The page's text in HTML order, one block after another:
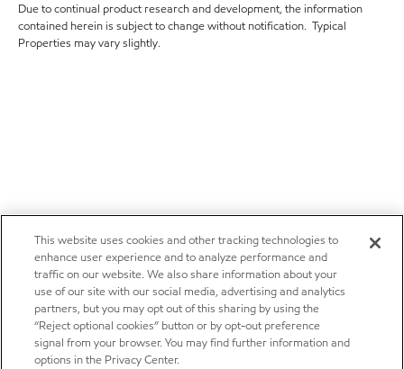
Due to continual product research and development, the information
contained herein is subject to change without notification. Typical
Properties may vary slightly.
This website uses cookies and other tracking technologies to
enhance user experience and to analyze performance and
traffic on our website. We also share information about your
use of our site with our social media, advertising and analytics
partners, but you may opt out of this sharing by using the
“Reject optional cookies” button or by opt-out preference
signal from your browser. You may find further information and
options in the Privacy Center.